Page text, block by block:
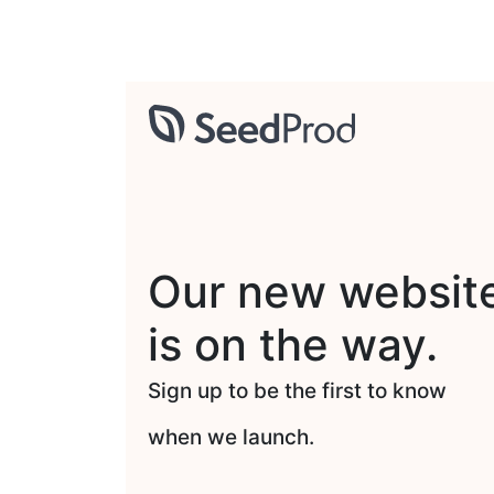
Our new
is on the way.
Sign up to be the first to know
when we launch.